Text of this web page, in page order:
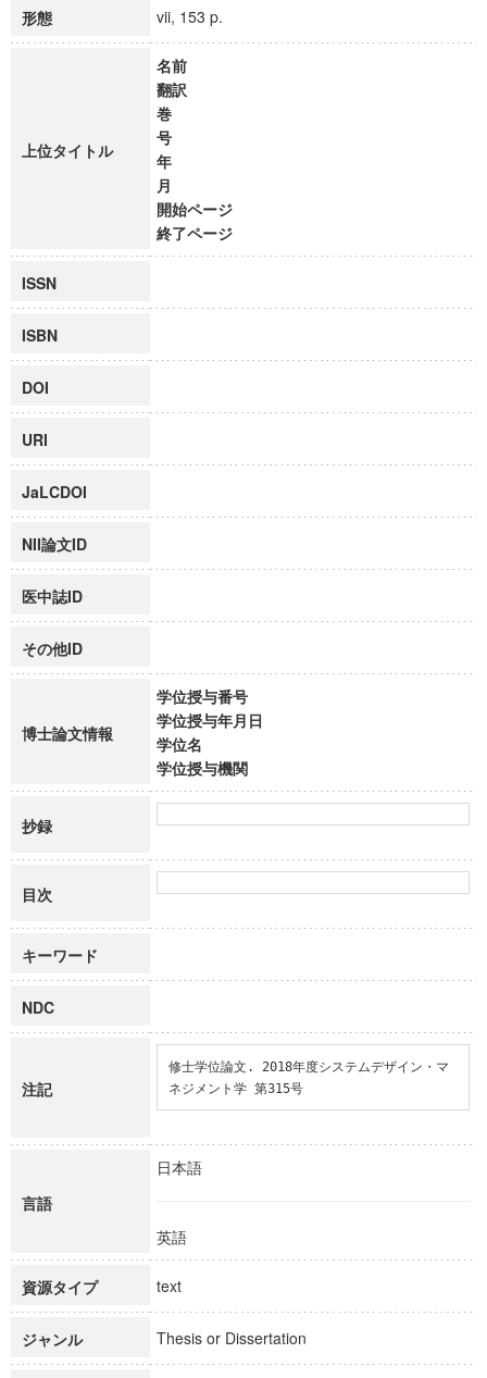
形態 vii, 153 p.
上位タイトル
名前
翻訳
巻
号
年
月
開始ページ
終了ページ
ISSN
ISBN
DOI
URI
JaLCDOI
NII論文ID
医中誌ID
その他ID
博士論文情報
学位授与番号
学位授与年月日
学位名
学位授与機関
抄録
目次
キーワード
NDC
注記
修士学位論文. 2018年度システムデザイン・マ
ネジメント学 第315号
言語
日本語
英語
資源タイプ text
ジャンル Thesis or Dissertation